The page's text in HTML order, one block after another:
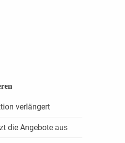
verlängert
die Angebote aus